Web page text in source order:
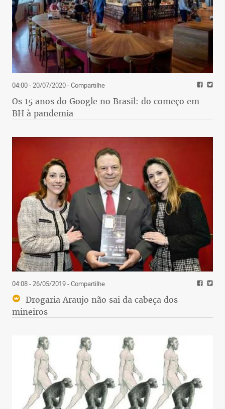
04:00 - 20/07/2020- Compartilhe
Os 15 anos do Google no Brasil: do começo em
BH à pandemia
04:08 - 26/05/2019- Compartilhe
Drogaria Araujo não sai da cabeça dos
mineiros